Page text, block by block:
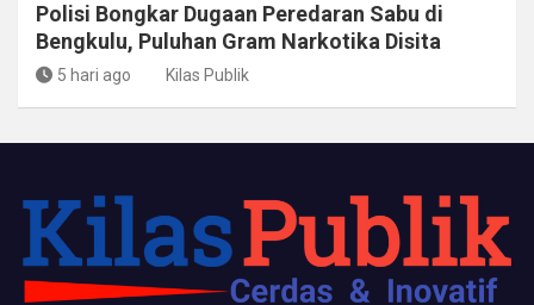
Polisi Bongkar Dugaan Peredaran Sabu di
Bengkulu, Puluhan Gram Narkotika Disita
5 hari ago Kilas Publik